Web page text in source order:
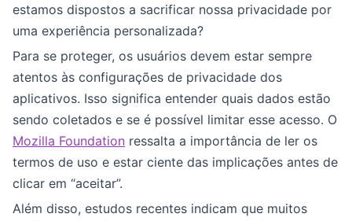
estamos dispostos a sacrificar nossa privacidade por
uma experiência personalizada?
Para se proteger, os usuários devem estar sempre
atentos às configurações de privacidade dos
aplicativos. Isso significa entender quais dados estão
sendo coletados e se é possível limitar esse acesso. O
Mozilla Foundation ressalta a importância de ler os
termos de uso e estar ciente das implicações antes de
clicar em “aceitar”.
Além disso, estudos recentes indicam que muitos